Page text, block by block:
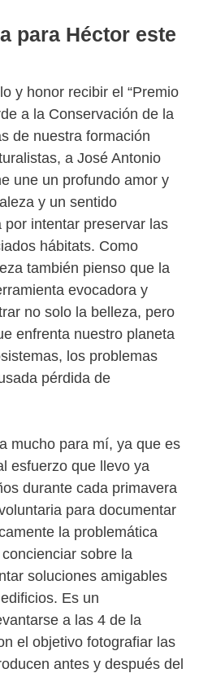
para Héctor este
y honor recibir el “Premio
a la Conservación de la
de nuestra formación
a José Antonio
une un profundo amor y
y un sentido
por intentar preservar las
hábitats. Como
también pienso que la
evocadora y
no solo la belleza, pero
enfrenta nuestro planeta
los problemas
pérdida de
mucho para mí, ya que es
esfuerzo que llevo ya
durante cada primavera
para documentar
la problemática
sobre la
soluciones amigables
Es un
a las 4 de la
el objetivo fotografiar las
antes y después del